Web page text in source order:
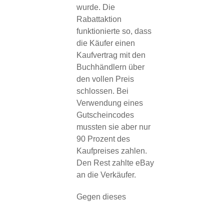
wurde. Die
Rabattaktion
funktionierte so, dass
die Käufer einen
Kaufvertrag mit den
Buchhändlern über
den vollen Preis
schlossen. Bei
Verwendung eines
Gutscheincodes
mussten sie aber nur
90 Prozent des
Kaufpreises zahlen.
Den Rest zahlte eBay
an die Verkäufer.
Gegen dieses